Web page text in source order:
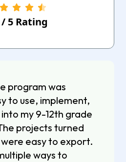
/ 5 Rating
program was
to use, implement,
my 9-12th grade
projects turned
easy to export.
ways to